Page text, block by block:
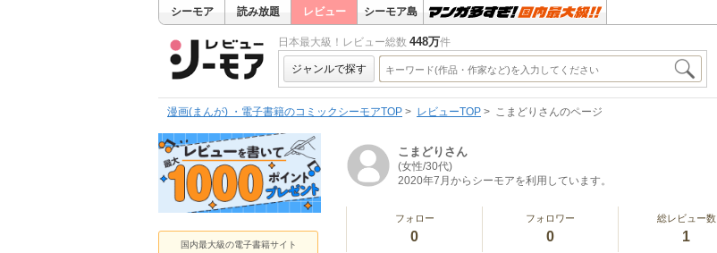
シーモア 読み放題 レビュー シーモア島
日本最大級！レビュー総数 448万件
ジャンルで探す
漫画(まんが) ・電子書籍のコミックシーモアTOP レビューTOP こまどりさんのページ
国内最大級の電子書籍サイト
こまどりさん
(女性/30代)
2020年7月からシーモアを利用しています。
フォロー
0
フォロワー
0
総レビュー数
1